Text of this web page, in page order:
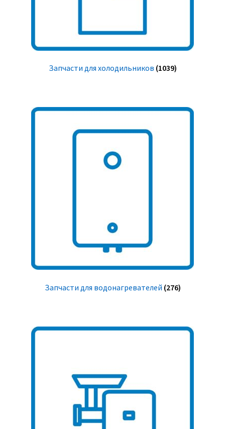
Запчасти для холодильников (1039)
Запчасти для водонагревателей (276)